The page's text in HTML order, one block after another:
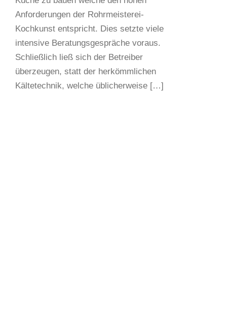
Anforderungen der Rohrmeisterei-
Kochkunst entspricht. Dies setzte viele
intensive Beratungsgespräche voraus.
Schließlich ließ sich der Betreiber
überzeugen, statt der herkömmlichen
Kältetechnik, welche üblicherweise […]